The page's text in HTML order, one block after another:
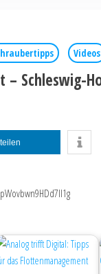
Videos
Schleswig-
teilen